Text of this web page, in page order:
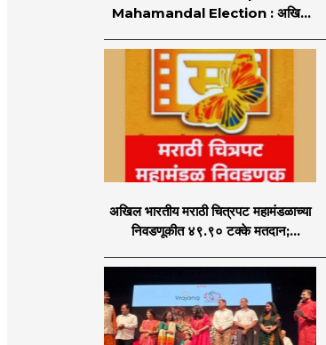
Mahamandal Election : अखिल
पॅनेलचे वर्चस्व कायम!
अखिल भारतीय मराठी चित्रपट महामंडळाच्या
निवडणूकीत ४९.९० टक्के मतदान;
महामंडळाची निवडणूक संपन्न